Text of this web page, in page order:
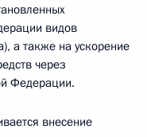
видов
а также на ускорение
через
Федерации.
внесение